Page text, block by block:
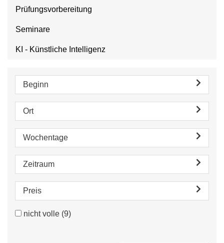
Prüfungsvorbereitung
Seminare
KI - Künstliche Intelligenz
Beginn
Ort
Wochentage
Zeitraum
Preis
nicht volle (9)